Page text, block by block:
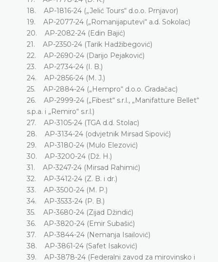
18. AP-1816-24 („Jelić Tours“ d.o.o. Prnjavor)
19. AP-2077-24 („Romanijaputevi“ a.d. Sokolac)
20. AP-2082-24 (Edin Bajić)
21. AP-2350-24 (Tarik Hadžibegović)
22. AP-2690-24 (Darijo Pejaković)
23. AP-2734-24 (I. B.)
24. AP-2856-24 (M. J.)
25. AP-2884-24 („Hempro“ d.o.o. Gradačac)
26. AP-2999-24 („Fibest“ s.r.l., „Manifatture Bellet“
s.p.a. i „Remiro“ s.r.l.)
27. AP-3105-24 (TGA d.d. Stolac)
28. AP-3134-24 (odvjetnik Mirsad Sipović)
29. AP-3180-24 (Mulo Elezović)
30. AP-3200-24 (Dž. H.)
31. AP-3247-24 (Mirsad Rahimić)
32. AP-3412-24 (Z. B. i dr.)
33. AP-3500-24 (M. P.)
34. AP-3533-24 (P. B.)
35. AP-3680-24 (Zijad Džindić)
36. AP-3820-24 (Emir Subašić)
37. AP-3844-24 (Nemanja Isailović)
38. AP-3861-24 (Safet Isaković)
39. AP-3878-24 (Federalni zavod za mirovinsko i